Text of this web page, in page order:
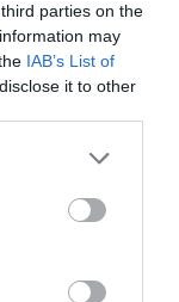
parties on the
may
IAB’s List of
it to other
more Google
may click to
party tags to
below Google